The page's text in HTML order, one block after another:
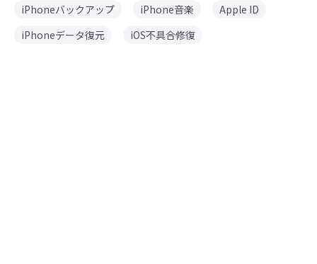
iPhoneバックアップ
iPhone音楽
Apple ID
iPhoneデータ復元
iOS不具合修復